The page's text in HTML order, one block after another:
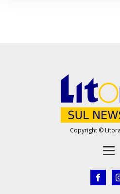
Copyright ©